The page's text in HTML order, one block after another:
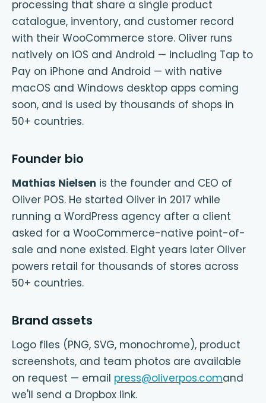
processing that share a single product
catalogue, inventory, and customer record
with their WooCommerce store. Oliver runs
natively on iOS and Android — including Tap to
Pay on iPhone and Android — with native
macOS and Windows desktop apps coming
soon, and is used by thousands of shops in
50+ countries.
Founder bio
Mathias Nielsen is the founder and CEO of
Oliver POS. He started Oliver in 2017 while
running a WordPress agency after a client
asked for a WooCommerce-native point-of-
sale and none existed. Eight years later Oliver
powers retail for thousands of stores across
50+ countries.
Brand assets
Logo files (PNG, SVG, monochrome), product
screenshots, and team photos are available
on request — email press@oliverpos.comand
we'll send a Dropbox link.